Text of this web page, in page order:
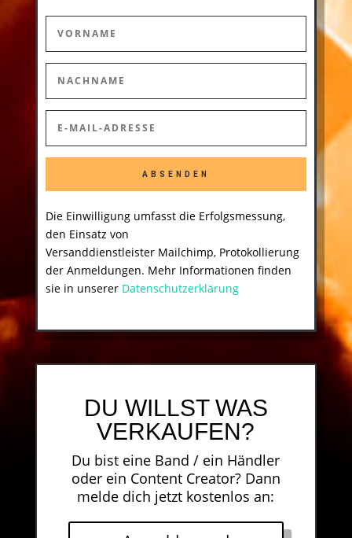
ABSENDEN
Die Einwilligung umfasst die Erfolgsmessung,
den Einsatz von
Versanddienstleister Mailchimp, Protokollierung
der Anmeldungen. Mehr Informationen finden
sie in unserer Datenschutzerklärung
DU WILLST WAS
VERKAUFEN?
Du bist eine Band / ein Händler
oder ein Content Creator? Dann
melde dich jetzt kostenlos an: